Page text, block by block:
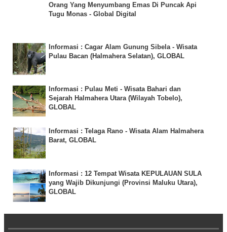
Orang Yang Menyumbang Emas Di Puncak Api
Tugu Monas - Global Digital
Informasi : Cagar Alam Gunung Sibela - Wisata
Pulau Bacan (Halmahera Selatan), GLOBAL
Informasi : Pulau Meti - Wisata Bahari dan
Sejarah Halmahera Utara (Wilayah Tobelo),
GLOBAL
Informasi : Telaga Rano - Wisata Alam Halmahera
Barat, GLOBAL
Informasi : 12 Tempat Wisata KEPULAUAN SULA
yang Wajib Dikunjungi (Provinsi Maluku Utara),
GLOBAL